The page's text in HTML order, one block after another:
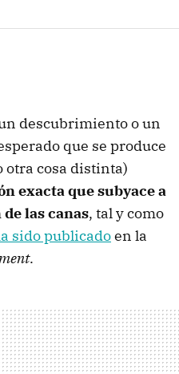
descubrimiento o un
que se produce
otra cosa distinta)
exacta que subyace a
las canas, tal y como
sido publicadoen la
.